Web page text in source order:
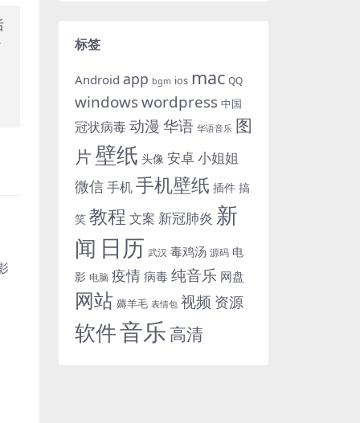
标签
Android app bgm ios mac QQ
windowswordpress 中国
冠状病毒动漫 华语 华语音乐 图
片 壁纸 头像 安卓小姐姐
微信手机手机壁纸 插件 搞
笑 教程 文案 新冠肺炎 新
闻 日历 武汉 毒鸡汤 源码 电
影 电脑 疫情 病毒 纯音乐 网盘
网站 薅羊毛 表情包 视频 资源
软件音乐 高清